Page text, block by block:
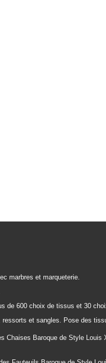
marbres et marqueterie.
de 600 choix de tissus et 30
et sangles. Pose des
Baroque de Style